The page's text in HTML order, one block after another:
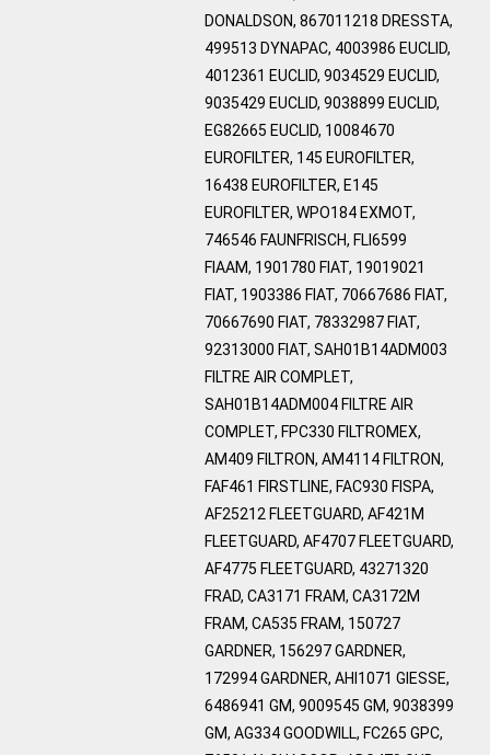
DONALDSON, 867011218 DRESSTA,
499513 DYNAPAC, 4003986 EUCLID,
4012361 EUCLID, 9034529 EUCLID,
9035429 EUCLID, 9038899 EUCLID,
EG82665 EUCLID, 10084670
EUROFILTER, 145 EUROFILTER,
16438 EUROFILTER, E145
EUROFILTER, WPO184 EXMOT,
746546 FAUNFRISCH, FLI6599
FIAAM, 1901780 FIAT, 19019021
FIAT, 1903386 FIAT, 70667686 FIAT,
70667690 FIAT, 78332987 FIAT,
92313000 FIAT, SAH01B14ADM003
FILTRE AIR COMPLET,
SAH01B14ADM004 FILTRE AIR
COMPLET, FPC330 FILTROMEX,
AM409 FILTRON, AM4114 FILTRON,
FAF461 FIRSTLINE, FAC930 FISPA,
AF25212 FLEETGUARD, AF421M
FLEETGUARD, AF4707 FLEETGUARD,
AF4775 FLEETGUARD, 43271320
FRAD, CA3171 FRAM, CA3172M
FRAM, CA535 FRAM, 150727
GARDNER, 156297 GARDNER,
172994 GARDNER, AHI1071 GIESSE,
6486941 GM, 9009545 GM, 9038399
GM, AG334 GOODWILL, FC265 GPC,